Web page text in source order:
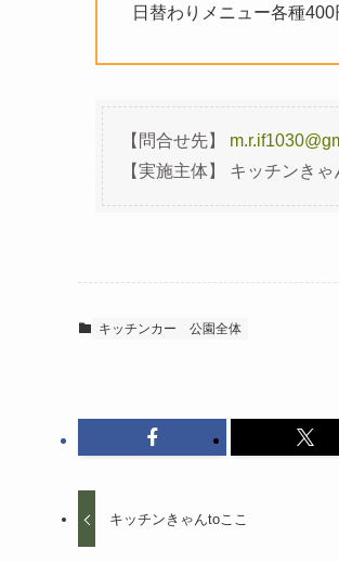
日替わりメニュー各種400
【問合せ先】
【実施主体】 キッチンきゃ
キッチンカー 公園全体
キッチンきゃんtoここ